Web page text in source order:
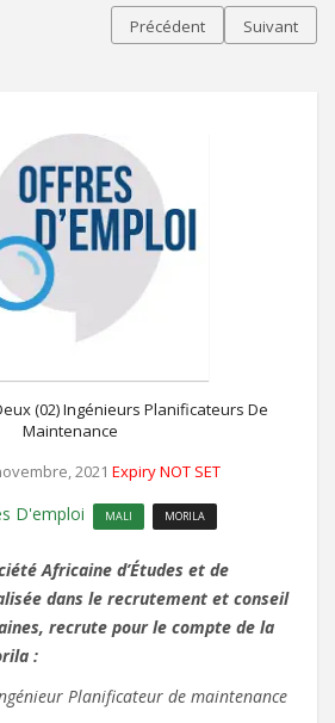
Précédent Suivant
(02) Ingénieurs Planificateurs De
Maintenance
2021 Expiry NOT SET
D'emploi MALI MORILA
Africaine d’Études et de
dans le recrutement et conseil
recrute pour le compte de la
:
Planificateur de maintenance